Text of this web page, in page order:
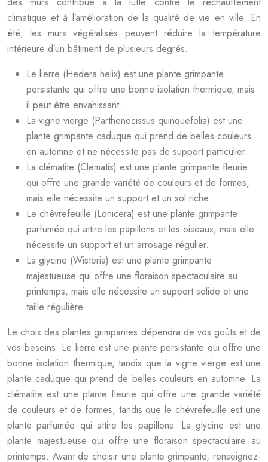
climatique et à l’amélioration de la qualité de vie en ville. En
été, les murs végétalisés peuvent réduire la température
intérieure d’un bâtiment de plusieurs degrés.
Le lierre (Hedera helix) est une plante grimpante
persistante qui offre une bonne isolation thermique, mais
il peut être envahissant.
La vigne vierge (Parthenocissus quinquefolia) est une
plante grimpante caduque qui prend de belles couleurs
en automne et ne nécessite pas de support particulier.
La clématite (Clematis) est une plante grimpante fleurie
qui offre une grande variété de couleurs et de formes,
mais elle nécessite un support et un sol riche.
Le chèvrefeuille (Lonicera) est une plante grimpante
parfumée qui attire les papillons et les oiseaux, mais elle
nécessite un support et un arrosage régulier.
La glycine (Wisteria) est une plante grimpante
majestueuse qui offre une floraison spectaculaire au
printemps, mais elle nécessite un support solide et une
taille régulière.
Le choix des plantes grimpantes dépendra de vos goûts et de
vos besoins. Le lierre est une plante persistante qui offre une
bonne isolation thermique, tandis que la vigne vierge est une
plante caduque qui prend de belles couleurs en automne. La
clématite est une plante fleurie qui offre une grande variété
de couleurs et de formes, tandis que le chèvrefeuille est une
plante parfumée qui attire les papillons. La glycine est une
plante majestueuse qui offre une floraison spectaculaire au
printemps. Avant de choisir une plante grimpante, renseignez-